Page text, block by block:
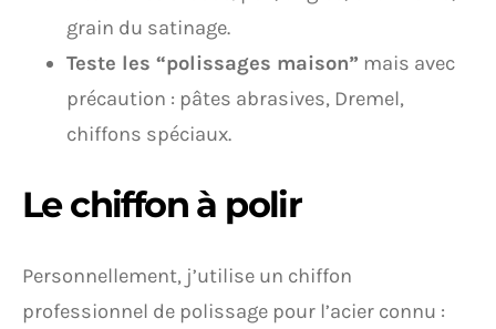
grain du satinage.
Teste les “polissages maison” mais avec
précaution : pâtes abrasives, Dremel,
chiffons spéciaux.
Le chiffon à polir
Personnellement, j’utilise un chiffon
professionnel de polissage pour l’acier connu :